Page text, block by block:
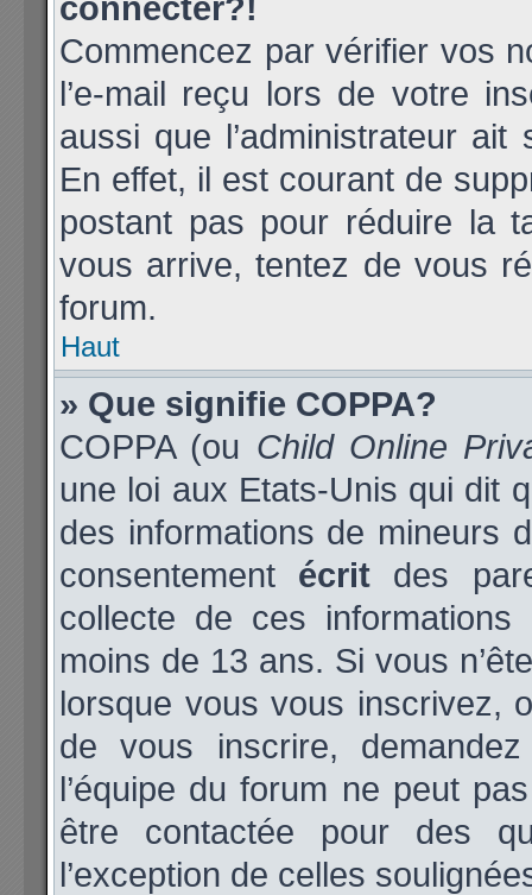
Commencez par vérifier vos
l’e-mail reçu lors de votre
aussi que l’administrateur
En effet, il est courant de
postant pas pour réduire la
vous arrive, tentez de vous
forum.
Haut
» Que signifie COPPA?
COPPA (ou Child Online
une loi aux Etats-Unis qui dit
des informations de mineurs
consentement écrit des
collecte de ces informations
moins de 13 ans. Si vous
lorsque vous vous inscrivez,
de vous inscrire,
l’équipe du forum ne peut
être contactée pour des
l’exception de celles